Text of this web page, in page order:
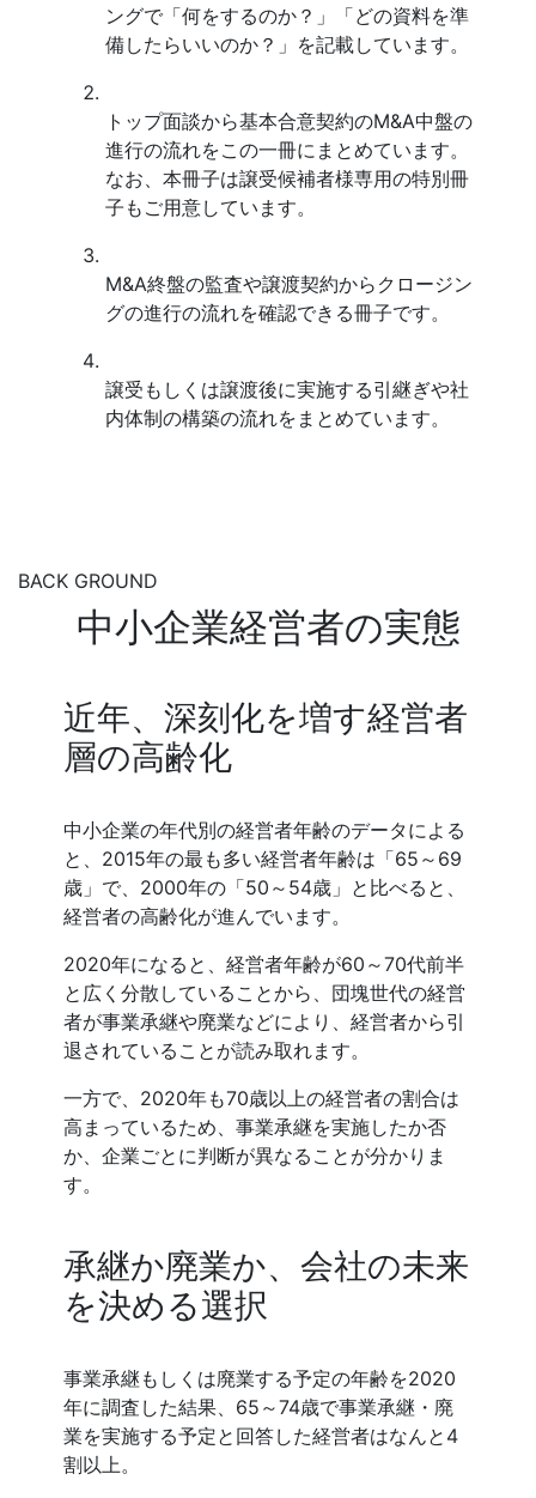
ングで「何をするのか？」「どの資料を準
備したらいいのか？」を記載しています。
トップ面談から基本合意契約のM&A中盤の
進行の流れをこの一冊にまとめています。
なお、本冊子は譲受候補者様専用の特別冊
子もご用意しています。
M&A終盤の監査や譲渡契約からクロージン
グの進行の流れを確認できる冊子です。
譲受もしくは譲渡後に実施する引継ぎや社
内体制の構築の流れをまとめています。
BACK GROUND
中小企業経営者の実態
近年、深刻化を増す経営者
層の高齢化
中小企業の年代別の経営者年齢のデータによる
と、2015年の最も多い経営者年齢は「65～69
歳」で、2000年の「50～54歳」と比べると、
経営者の高齢化が進んでいます。
2020年になると、経営者年齢が60～70代前半
と広く分散していることから、団塊世代の経営
者が事業承継や廃業などにより、経営者から引
退されていることが読み取れます。
一方で、2020年も70歳以上の経営者の割合は
高まっているため、事業承継を実施したか否
か、企業ごとに判断が異なることが分かりま
す。
承継か廃業か、会社の未来
を決める選択
事業承継もしくは廃業する予定の年齢を2020
年に調査した結果、65～74歳で事業承継・廃
業を実施する予定と回答した経営者はなんと4
割以上。